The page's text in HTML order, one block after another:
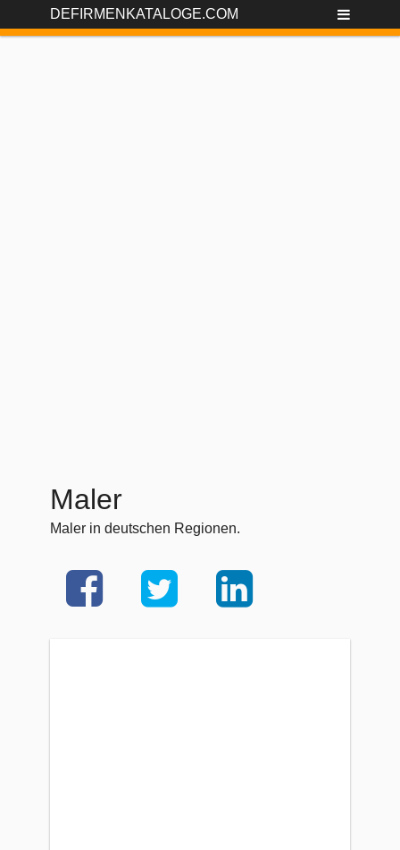
DEFIRMENKATALOGE.COM
Maler
Maler in deutschen Regionen.